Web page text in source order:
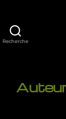
Recherche